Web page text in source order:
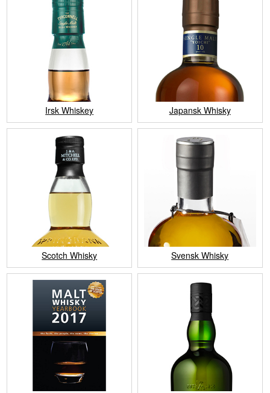
Irsk Whiskey Japansk Whisky
Scotch Whisky Svensk Whisky